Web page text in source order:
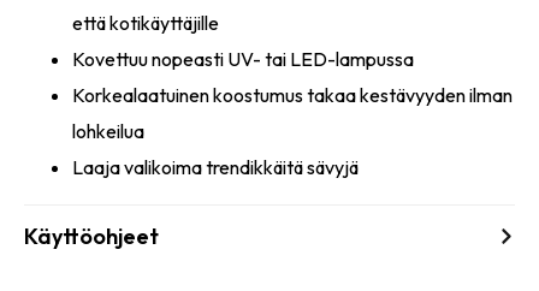
että kotikäyttäjille
Kovettuu nopeasti UV- tai LED-lampussa
Korkealaatuinen koostumus takaa kestävyyden ilman
lohkeilua
Laaja valikoima trendikkäitä sävyjä
Käyttöohjeet